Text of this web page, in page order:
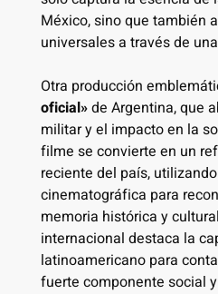
México, sino que también
universales a través de
Otra producción
oficial»de Argentina, que
militar y el impacto en la
filme se convierte en un
reciente del país,
cinematográfica para
memoria histórica y
internacional destaca la
latinoamericano para
fuerte componente social